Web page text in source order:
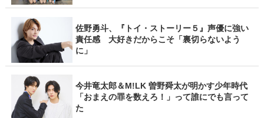
佐野勇斗、『トイ・ストーリー５』声優に強い
責任感 大好きだからこそ「裏切らないよう
に」
今井竜太郎＆M!LK 曽野舜太が明かす少年時代
「おまえの罪を数えろ！」って誰にでも言って
た